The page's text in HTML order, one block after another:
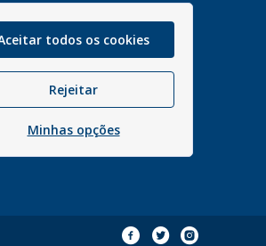
Frequentes
Privacidade
todos os cookies
Rejeitar
Minhas opções